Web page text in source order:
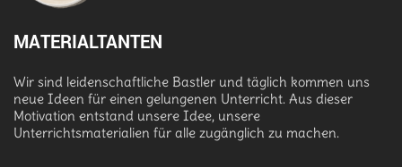
MATERIALTANTEN
Wir sind leidenschaftliche Bastler und täglich kommen uns
neue Ideen für einen gelungenen Unterricht. Aus dieser
Motivation entstand unsere Idee, unsere
Unterrichtsmaterialien für alle zugänglich zu machen.